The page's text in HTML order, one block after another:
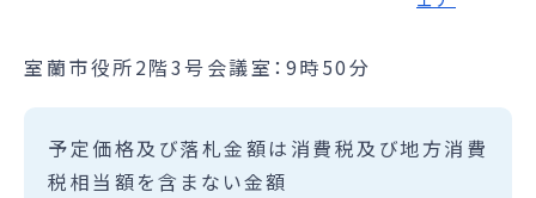
室蘭市役所2階3号会議室：9時50分
予定価格及び落札金額は消費税及び地方消費
税相当額を含まない金額